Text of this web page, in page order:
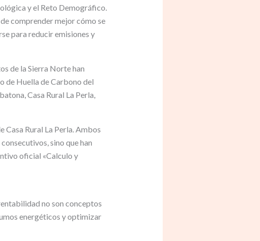
y el Reto Demográfico.
comprender mejor cómo se
para reducir emisiones y
de la Sierra Norte han
de Huella de Carbono del
Casa Rural La Perla,
Rural La Perla. Ambos
sino que han
oficial «Calculo y
no son conceptos
energéticos y optimizar